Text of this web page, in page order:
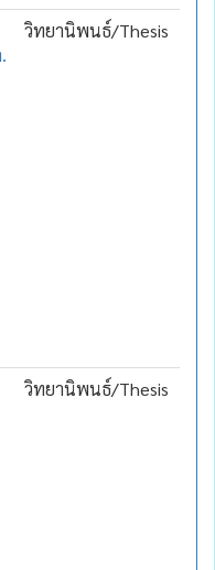
วิทยานิพนธ์/Thesis
วิทยานิพนธ์/Thesis